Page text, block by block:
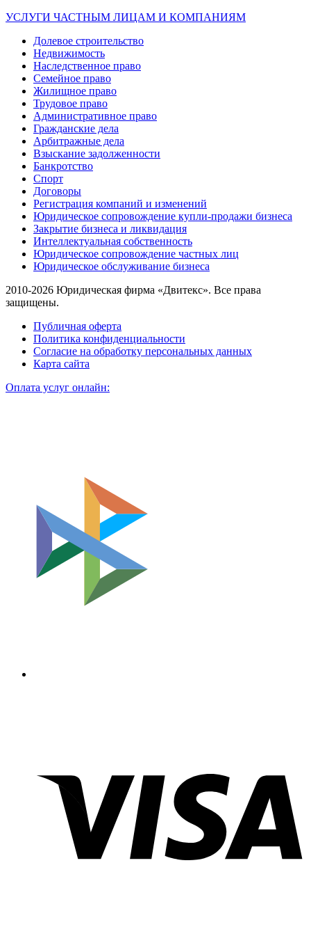
УСЛУГИ ЧАСТНЫМ ЛИЦАМ И КОМПАНИЯМ
Долевое строительство
Недвижимость
Наследственное право
Семейное право
Жилищное право
Трудовое право
Административное право
Гражданские дела
Арбитражные дела
Взыскание задолженности
Банкротство
Спорт
Договоры
Регистрация компаний и изменений
Юридическое сопровождение купли-продажи бизнеса
Закрытие бизнеса и ликвидация
Интеллектуальная собственность
Юридическое сопровождение частных лиц
Юридическое обслуживание бизнеса
2010-2026 Юридическая фирма «Двитекс». Все права
защищены.
Публичная оферта
Политика конфиденциальности
Согласие на обработку персональных данных
Карта сайта
Оплата услуг онлайн: